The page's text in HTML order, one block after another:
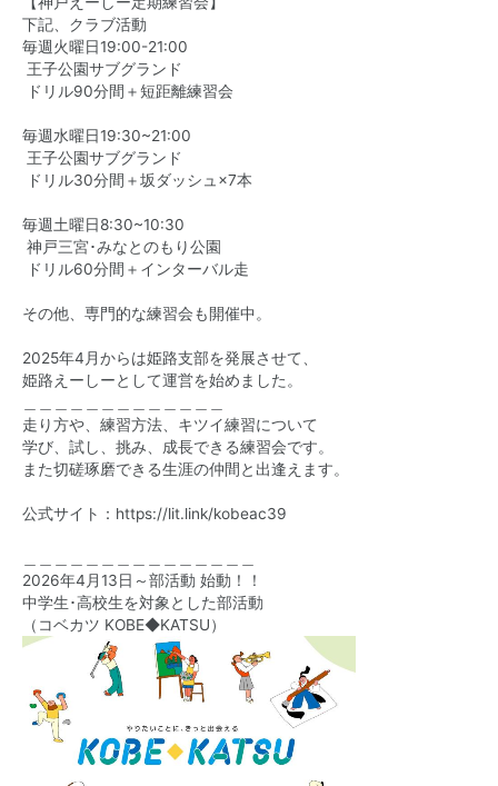
下記、クラブ活動
毎週火曜日19:00-21:00
王子公園サブグランド
ドリル90分間＋短距離練習会
毎週水曜日19:30~21:00
王子公園サブグランド
ドリル30分間＋坂ダッシュ×7本
毎週土曜日8:30~10:30
神戸三宮･みなとのもり公園
ドリル60分間＋インターバル走
その他、専門的な練習会も開催中。
2025年4月からは姫路支部を発展させて、
姫路えーしーとして運営を始めました。
走り方や、練習方法、キツイ練習について
学び、試し、挑み、成長できる練習会です。
また切磋琢磨できる生涯の仲間と出逢えます。
公式サイト： https://lit.link/kobeac39
2026年4月13日～部活動 始動！！
中学生･高校生を対象とした部活動
（コベカツ KOBE◆KATSU）